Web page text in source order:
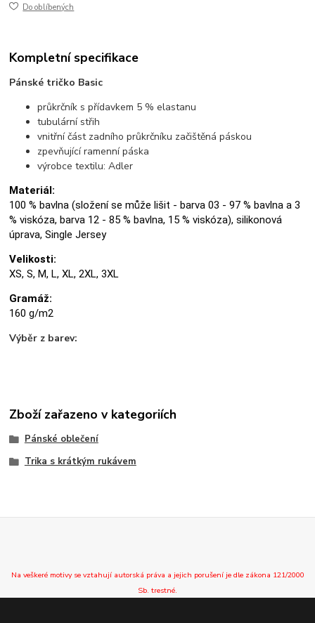
Do oblíbených
Kompletní specifikace
Pánské tričko Basic
průkrčník s přídavkem 5 % elastanu
tubulární střih
vnitřní část zadního průkrčníku začištěná páskou
zpevňující ramenní páska
výrobce textilu: Adler
Materiál:
100 % bavlna (složení se může lišit - barva 03 - 97 % bavlna a 3
% viskóza, barva 12 - 85 % bavlna, 15 % viskóza), silikonová
úprava, Single Jersey
Velikosti:
XS, S, M, L, XL, 2XL, 3XL
Gramáž:
160 g/m2
Výběr z barev:
Zboží zařazeno v kategoriích
Pánské oblečení
Trika s krátkým rukávem
Na veškeré motivy se vztahují autorská práva a jejich porušení je dle zákona 121/2000
Sb. trestné.